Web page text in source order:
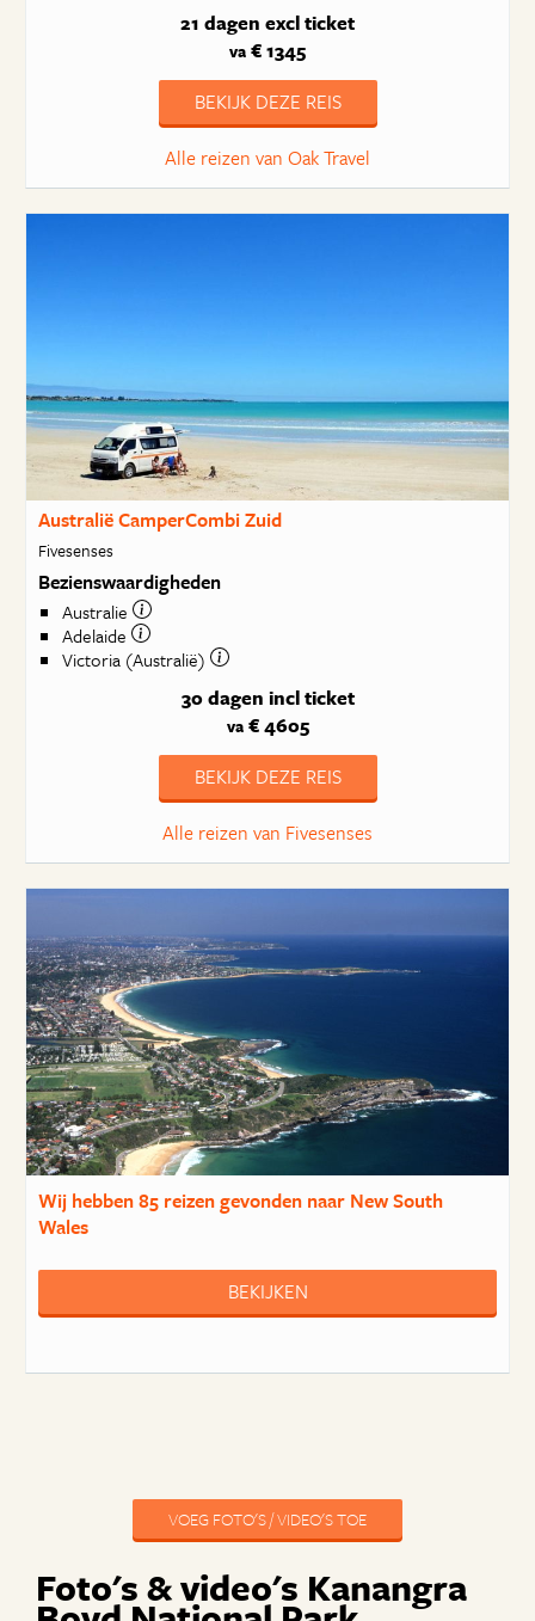
21 dagen excl ticket
va € 1345
BEKIJK DEZE REIS
Alle reizen van Oak Travel
Australië CamperCombi Zuid
Fivesenses
Bezienswaardigheden
Australie
Adelaide
Victoria (Australië)
30 dagen incl ticket
va€ 4605
BEKIJK DEZE REIS
Alle reizen van Fivesenses
Wij hebben85 reizengevonden naar New South
Wales
BEKIJKEN
VOEG FOTO'S / VIDEO'S TOE
Foto's & video's Kanangra